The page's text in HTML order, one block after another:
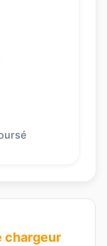
chargeur